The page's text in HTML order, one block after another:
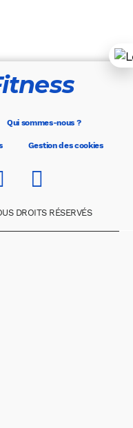
Qui sommes-nous ?
Gestion des cookies
DROITS RÉSERVÉS